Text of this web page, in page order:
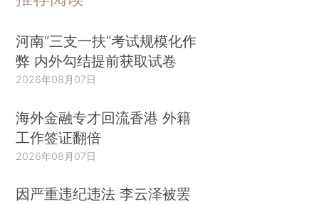
河南“三支一扶”考试规模化作
弊 内外勾结提前获取试卷
2026年08月07日
海外金融专才回流香港 外籍
工作签证翻倍
2026年08月07日
因严重违纪违法 李云泽被罢